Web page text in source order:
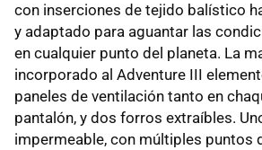
con inserciones de tejido balístico
y adaptado para aguantar las
en cualquier punto del planeta. La
incorporado al Adventure III
paneles de ventilación tanto en
pantalón, y dos forros extraíbles.
impermeable, con múltiples puntos